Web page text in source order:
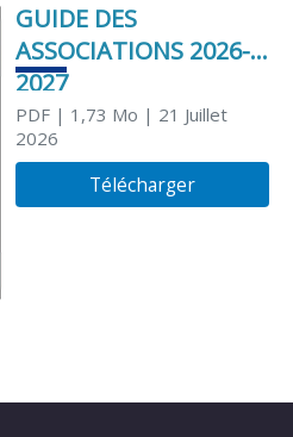
GUIDE DES
ASSOCIATIONS 2026-
2027
PDF| 1,73 Mo | 21 Juillet
2026
Télécharger